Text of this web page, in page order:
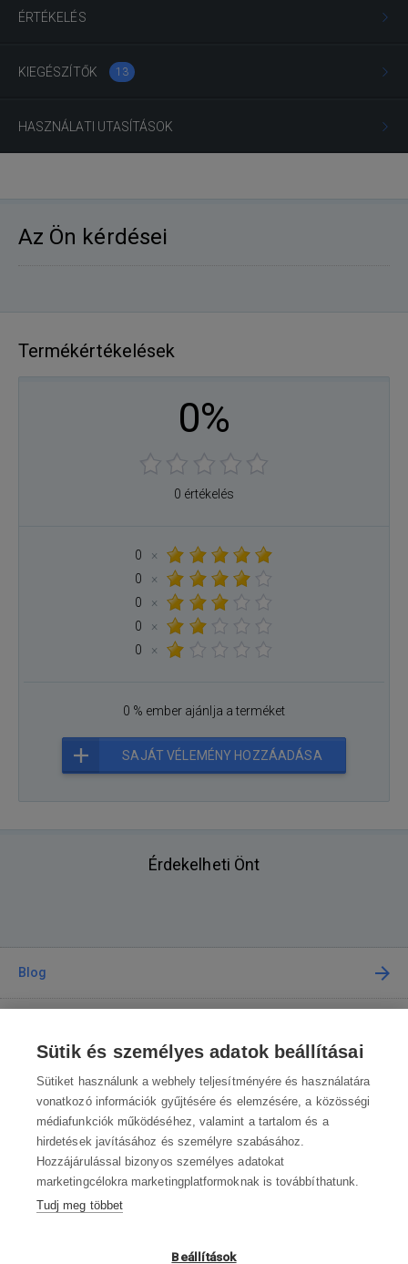
ÉRTÉKELÉS
KIEGÉSZÍTŐK 13
HASZNÁLATI UTASÍTÁSOK
Az Ön kérdései
Termékértékelések
0%
0 értékelés
0
×
0
×
0
×
0
×
0
×
0 % ember ajánlja a terméket
SAJÁT VÉLEMÉNY HOZZÁADÁSA
Érdekelheti Önt
Blog
A vásárlásról
Kapcsolat
Lépjen kapcsolatba velünk
Hé-Pé 8:00—16:30
Sütik és személyes adatok beállításai
Sütiket használunk a webhely teljesítményére és használatára
vonatkozó információk gyűjtésére és elemzésére, a közösségi
médiafunkciók működéséhez, valamint a tartalom és a
hirdetések javításához és személyre szabásához.
Hozzájárulással bizonyos személyes adatokat
marketingcélokra marketingplatformoknak is továbbíthatunk.
Tudj meg többet
Beállítások